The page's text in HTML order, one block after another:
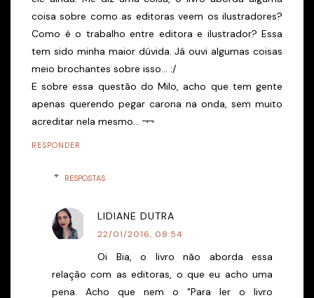
coisa sobre como as editoras veem os ilustradores?
Como é o trabalho entre editora e ilustrador? Essa
tem sido minha maior dúvida. Já ouvi algumas coisas
meio brochantes sobre isso... :/
E sobre essa questão do Milo, acho que tem gente
apenas querendo pegar carona na onda, sem muito
acreditar nela mesmo... ¬¬
RESPONDER
RESPOSTAS
LIDIANE DUTRA
22/01/2016, 08:54
Oi Bia, o livro não aborda essa
relação com as editoras, o que eu acho uma
pena. Acho que nem o "Para ler o livro